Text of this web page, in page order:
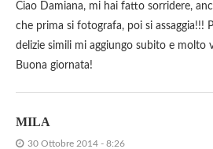
Ciao Damiana, mi hai fatto sorridere,
che prima si fotografa, poi si assaggia!!!
delizie simili mi aggiungo subito e
Buona giornata!
MILA
30 Ottobre 2014 - 8:26